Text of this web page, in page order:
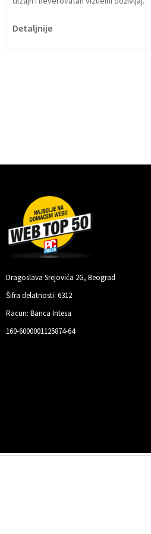
Detaljnije
Dragoslava Srejovića 2G, Beograd
Šifra delatnosti: 6312
Racun: Banca Intesa
160-6000001125874-64